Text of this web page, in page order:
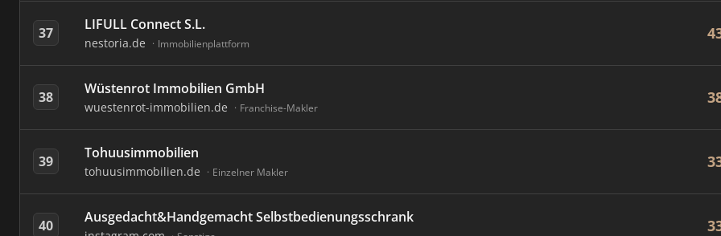
37 LIFULL Connect S.L.
nestoria.de Immobilienplattform
38 Wüstenrot Immobilien GmbH
wuestenrot-immobilien.de Franchise-Makler
39 Tohuusimmobilien
tohuusimmobilien.de Einzelner Makler
40 Ausgedacht&Handgemacht Selbstbedienungsschrank